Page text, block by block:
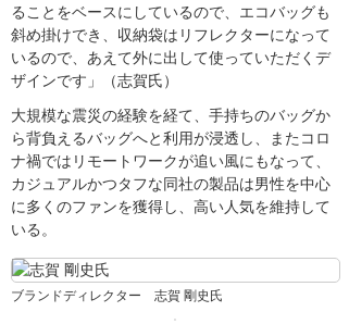
ブランドディレクター 志賀 剛史氏
ることをベースにしているので、エコバッグも
斜め掛けでき、収納袋はリフレクターになって
いるので、あえて外に出して使っていただくデ
ザインです」（志賀氏）
大規模な震災の経験を経て、手持ちのバッグか
ら背負えるバッグへと利用が浸透し、またコロ
ナ禍ではリモートワークが追い風にもなって、
カジュアルかつタフな同社の製品は男性を中心
に多くのファンを獲得し、高い人気を維持して
いる。